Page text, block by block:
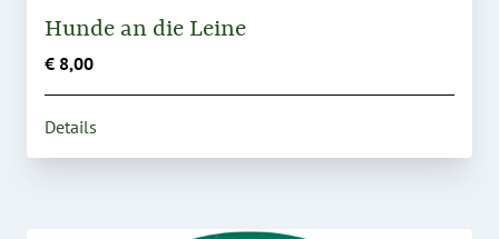
Hunde an die Leine
€ 8,00
Details